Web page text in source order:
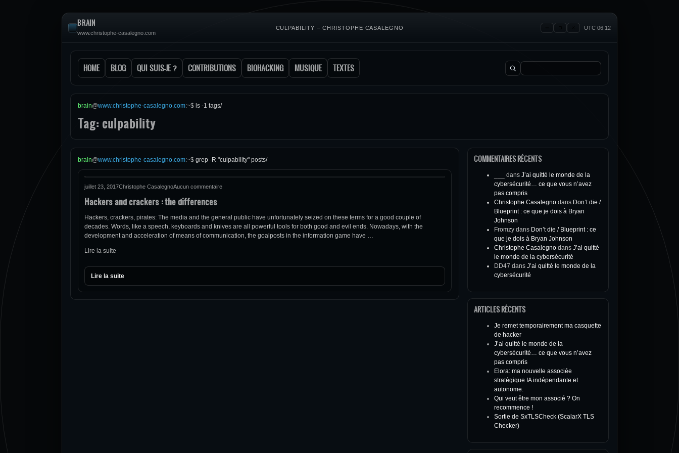
BRAIN
www.christophe-casalegno.com
CULPABILITY – CHRISTOPHE CASALEGNO UTC 06:12
HOME BLOG QUI SUIS-JE ? CONTRIBUTIONS BIOHACKING MUSIQUE TEXTES Rechercher :
brain@www.christophe-casalegno.com:~$ ls -1 tags/
Tag: culpability
brain@www.christophe-casalegno.com:~$ grep -R "culpability" posts/
juillet 23, 2017Christophe CasalegnoAucun commentaire
Hackers and crackers : the differences
Hackers, crackers, pirates: The media and the general public have unfortunately seized on these terms for a good couple of
decades. Words, like a speech, keyboards and knives are all powerful tools for both good and evil ends. Nowadays, with the
development and acceleration of means of communication, the goalposts in the information game have …
Lire la suite
Lire la suite
COMMENTAIRES RÉCENTS
dans J’ai quitté le monde de la
cybersécurité… ce que vous n’avez
pas compris
Christophe Casalegno dans Don’t die /
Blueprint : ce que je dois à Bryan
Johnson
Fromzy dans Don’t die / Blueprint : ce
que je dois à Bryan Johnson
Christophe Casalegno dans J’ai quitté
le monde de la cybersécurité
DD47 dans J’ai quitté le monde de la
cybersécurité
ARTICLES RÉCENTS
Je remet temporairement ma casquette
de hacker
J’ai quitté le monde de la
cybersécurité… ce que vous n’avez
pas compris
Elora: ma nouvelle associée
stratégique IA indépendante et
autonome.
Qui veut être mon associé ? On
recommence !
Sortie de SxTLSCheck (ScalarX TLS
Checker)